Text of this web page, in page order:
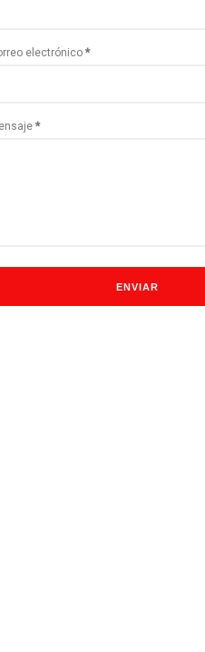
electrónico *
*